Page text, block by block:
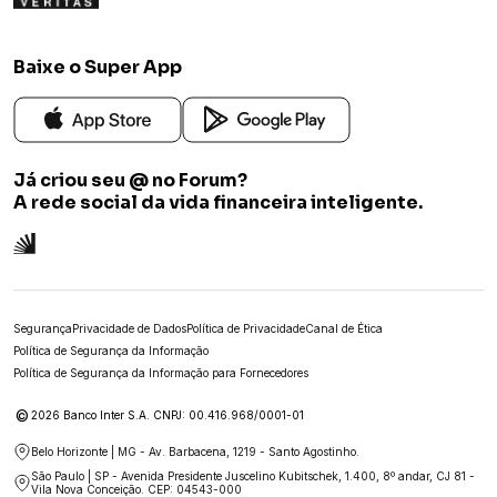
Baixe o Super App
Já criou seu @ no Forum?
A rede social da vida financeira inteligente.
SegurançaPrivacidade de DadosPolítica de PrivacidadeCanal de Ética
Política de Segurança da Informação
Política de Segurança da Informação para Fornecedores
© 2026 Banco Inter S.A. CNPJ: 00.416.968/0001-01
Belo Horizonte | MG - Av. Barbacena, 1219 - Santo Agostinho.
São Paulo | SP - Avenida Presidente Juscelino Kubitschek, 1.400, 8º andar, CJ 81 -
Vila Nova Conceição. CEP: 04543-000